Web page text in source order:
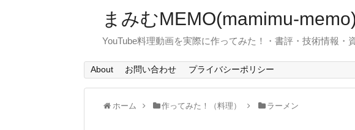
まみむMEMO(mamimu-memo)
YouTube料理動画を実際に作ってみた！・書評・技術情報・
About お問い合わせ プライバシーポリシー
ホーム 作ってみた！（料理） ラーメン